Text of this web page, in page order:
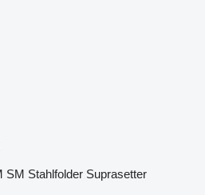
SM Stahlfolder Suprasetter